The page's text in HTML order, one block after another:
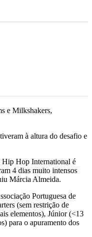
e Milkshakers,
à altura do desafio e
Hip Hop International é
4 dias muito intensos
Márcia Almeida.
Portuguesa de
(sem restrição de
elementos), Júnior (<13
para o apuramento dos